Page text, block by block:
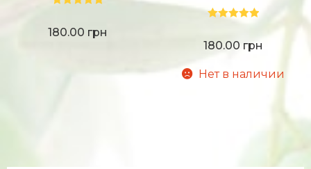
из 5
180.00 грн
из 5
180.00 грн
Нет в наличии